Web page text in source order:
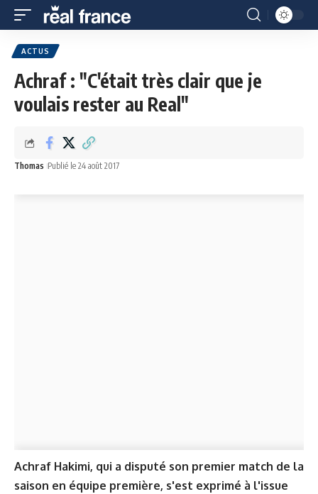
ACTUS
Achraf : "C'était très clair que je
voulais rester au Real"
Thomas Publié le 24 août 2017
Achraf Hakimi, qui a disputé son premier match de la
saison en équipe première, s'est exprimé à l'issue